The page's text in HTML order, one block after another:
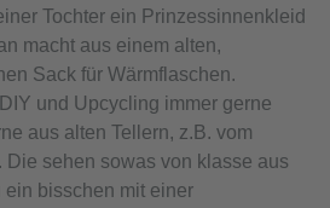
Tochter ein Prinzessinnenkleid
macht aus einem alten,
Sack für Wärmflaschen.
und Upcycling immer gerne
aus alten Tellern, z.B. vom
Die sehen sowas von klasse aus
bisschen mit einer